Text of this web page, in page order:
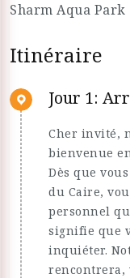
Sharm Aqua Park
Itinéraire
Jour 1:
Cher invité,
bienvenue
Dès que
du Caire,
personnel
signifie que
inquiéter.
rencontrera,